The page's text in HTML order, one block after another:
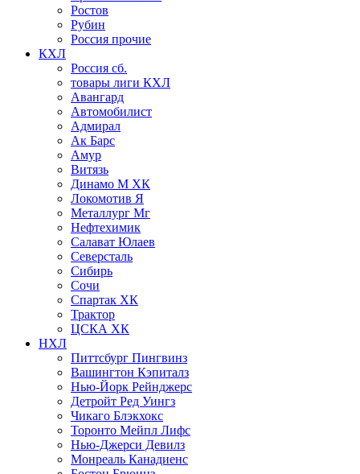
Ростов
Рубин
Россия прочие
КХЛ
Россия сб.
товары лиги КХЛ
Авангард
Автомобилист
Адмирал
Ак Барс
Амур
Витязь
Динамо М ХК
Локомотив Я
Металлург Мг
Нефтехимик
Салават Юлаев
Северсталь
Сибирь
Сочи
Спартак ХК
Трактор
ЦСКА ХК
НХЛ
Питтсбург Пингвинз
Вашингтон Кэпиталз
Нью-Йорк Рейнджерс
Детройт Ред Уингз
Чикаго Блэкхокс
Торонто Мейпл Лифс
Нью-Джерси Девилз
Монреаль Канадиенс